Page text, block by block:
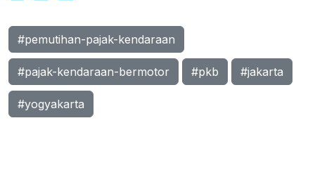
#pemutihan-pajak-kendaraan
#pajak-kendaraan-bermotor #pkb #jakarta
#yogyakarta